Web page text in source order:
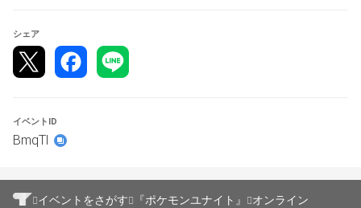
■バトルアイテム：全開放
■サポートメダル：非対応の対戦モードです
■先攻後攻決め
対戦表上側のチームが先攻・2試合目は先攻後攻の交代。
ーーーーーーーーーーーーーーーーーーーー
【大会賞品はありません】
シェア
イベントID
BmqTl
イベントをさがす 『ポケモンユナイト』
オンライン